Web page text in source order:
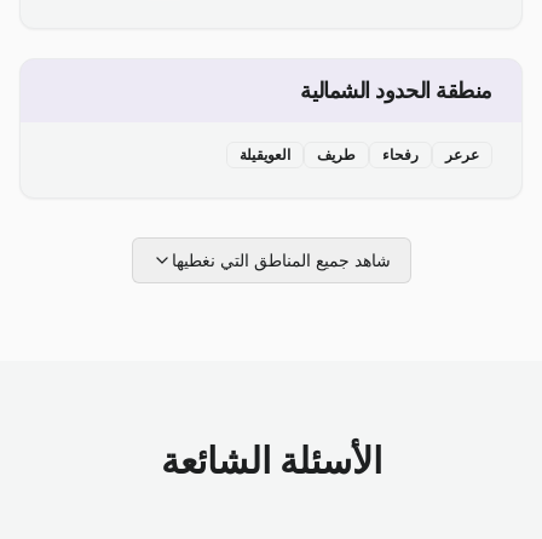
منطقة الحدود الشمالية
عرعر رفحاء طريف العويقيلة
شاهد جميع المناطق التي نغطيها
الأسئلة الشائعة